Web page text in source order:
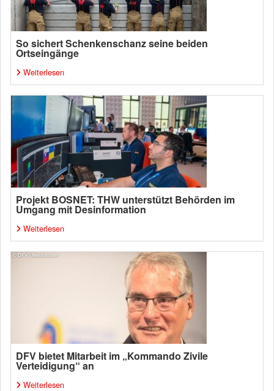
So sichert Schenkenschanz seine beiden
Ortseingänge
Weiterlesen
Projekt BOSNET: THW unterstützt Behörden im
Umgang mit Desinformation
Weiterlesen
DFV bietet Mitarbeit im „Kommando Zivile
Verteidigung“ an
Weiterlesen